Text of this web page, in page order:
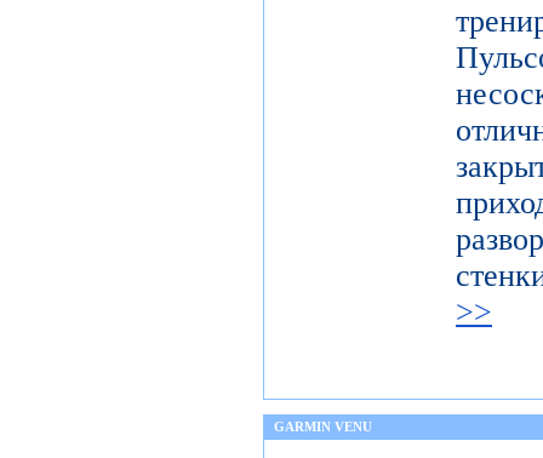
>>
GARMIN VENU